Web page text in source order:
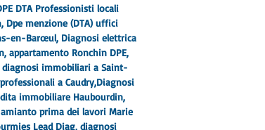
DTA Professionisti locali
Dpe menzione (DTA) uffici
en-Barœul, Diagnosi elettrica
appartamento Ronchin DPE,
diagnosi immobiliari a Saint-
a Caudry,Diagnosi
immobiliare Haubourdin,
prima dei lavori Marie
Lead Diag, diagnosi